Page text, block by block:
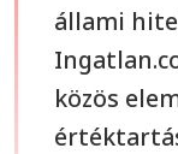
állami
közös